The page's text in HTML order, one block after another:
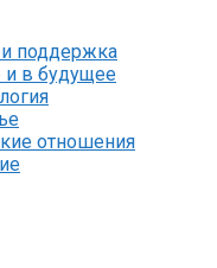
поддержка
и в будущее
отношения